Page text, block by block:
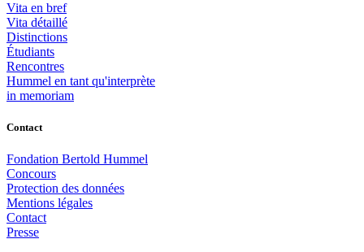
Vita en bref
Vita détaillé
Distinctions
Étudiants
Rencontres
Hummel en tant qu'interprète
in memoriam
Contact
Fondation Bertold Hummel
Concours
Protection des données
Mentions légales
Contact
Presse